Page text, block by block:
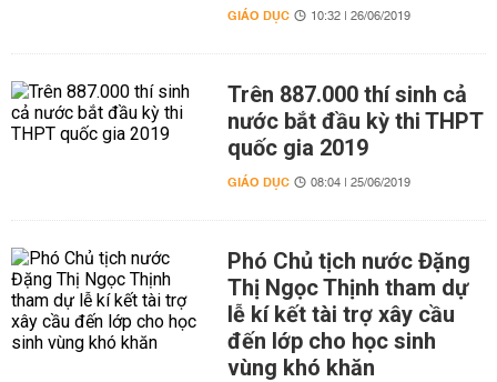
GIÁO DỤC 10:32 | 26/06/2019
Trên 887.000 thí sinh cả
nước bắt đầu kỳ thi THPT
quốc gia 2019
GIÁO DỤC 08:04 | 25/06/2019
Phó Chủ tịch nước Đặng
Thị Ngọc Thịnh tham dự
lễ kí kết tài trợ xây cầu
đến lớp cho học sinh
vùng khó khăn